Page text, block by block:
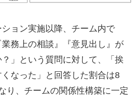
ョン実施以降、チーム内で
業務上の相談』『意見出し』が
」という質問に対して、「挨
なった」と回答した割合は8
り、チームの関係性構築に一定